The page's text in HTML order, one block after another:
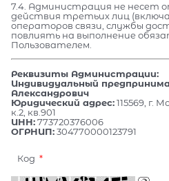
7.4. Администрация не несет
действия третьих лиц
операторов связи, службы
повлиять на выполнение
Пользователем.
Реквизиты Администрации:
Индивидуальный
Александрович
Юридический адрес:115569, г.
к.2, кв.901
ИНН:773720376006
ОГРНИП:304770000123791
Код